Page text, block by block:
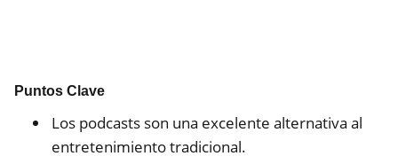
Puntos Clave
Los podcasts son una excelente alternativa al
entretenimiento tradicional.